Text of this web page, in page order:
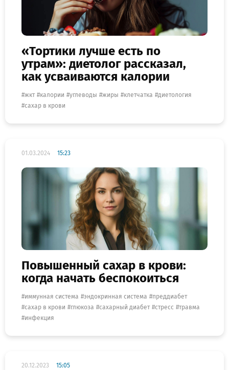
«Тортики лучше есть по
утрам»: диетолог рассказал,
как усваиваются калории
жкт калории углеводы жиры клетчатка
диетология
сахар в крови
01.03.2024 15:23
Повышенный сахар в крови:
когда начать беспокоиться
иммунная система эндокринная система
преддиабет
сахар в крови
глюкоза сахарный диабет стресс
травма
инфекция
20.12.2023 15:05